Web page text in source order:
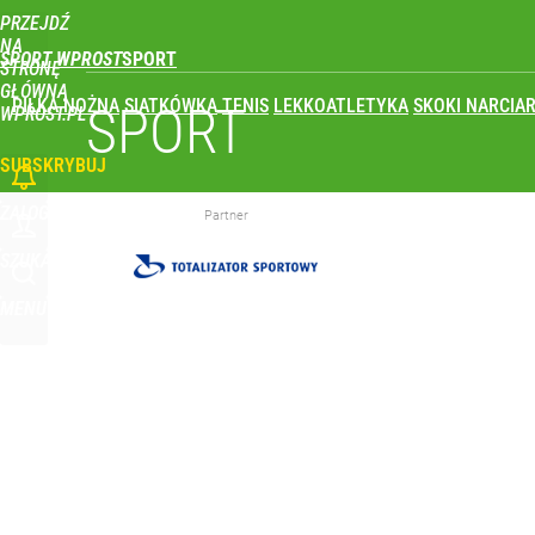
PRZEJDŹ
NA
STRONĘ
GŁÓWNĄ
WPROST.PL
SPORT WPROST
PIŁKA NOŻNA SIATKÓWKA TENIS LEKKOATLETYKA SKOKI
SUBSKRYBUJ
Nikola Grbić w nowym „wcieleniu” w Polsce.
Prawdziwa wartość różnorodności
SPORT
Partner